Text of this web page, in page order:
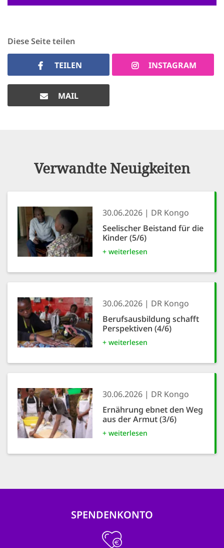
Diese Seite teilen
TEILEN INSTAGRAM
MAIL
Verwandte Neuigkeiten
30.06.2026
DR Kongo
Seelischer Beistand für die
Kinder (5/6)
+ weiterlesen
30.06.2026
DR Kongo
Berufsausbildung schafft
Perspektiven (4/6)
+ weiterlesen
30.06.2026
DR Kongo
Ernährung ebnet den Weg
aus der Armut (3/6)
+ weiterlesen
SPENDENKONTO